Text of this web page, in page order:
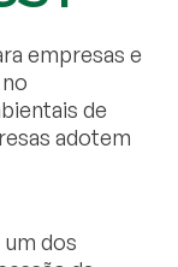
empresas e
de
adotem
dos